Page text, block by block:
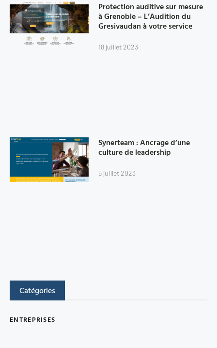
Protection auditive sur mesure
à Grenoble – L’Audition du
Gresivaudan à votre service
18 juillet 2023
Synerteam : Ancrage d’une
culture de leadership
5 juillet 2023
Catégories
ENTREPRISES